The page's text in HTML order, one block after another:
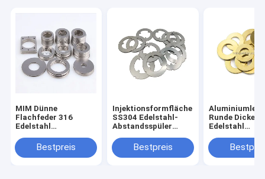
MIM Dünne
Flachfeder 316
Edelstahl
Bestpreis
Injektionsformfläche
SS304 Edelstahl-
Abstandsspüler
individuellBestpreis
Runde Dicke
Edelstahl
Dünne
Quadratische